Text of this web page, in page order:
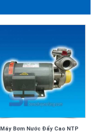
Máy Bơm Nước Đẩy Cao NTP